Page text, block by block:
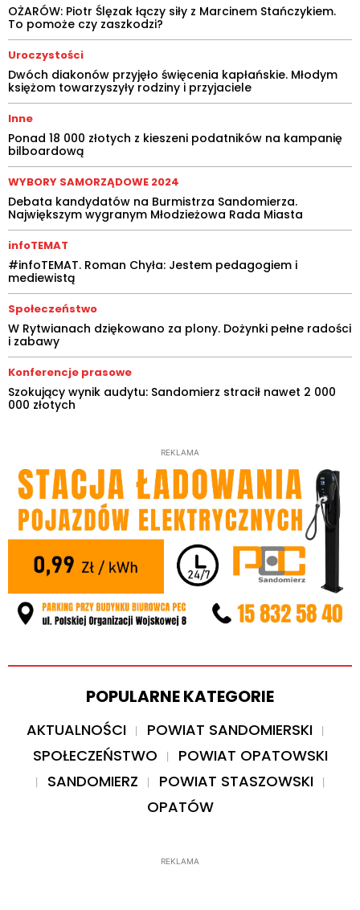
OŻARÓW: Piotr Ślęzak łączy siły z Marcinem Stańczykiem.
To pomoże czy zaszkodzi?
Uroczystości
Dwóch diakonów przyjęło święcenia kapłańskie. Młodym
księżom towarzyszyły rodziny i przyjaciele
Inne
Ponad 18 000 złotych z kieszeni podatników na kampanię
bilboardową
WYBORY SAMORZĄDOWE 2024
Debata kandydatów na Burmistrza Sandomierza.
Największym wygranym Młodzieżowa Rada Miasta
infoTEMAT
#infoTEMAT. Roman Chyła: Jestem pedagogiem i
mediewistą
Społeczeństwo
W Rytwianach dziękowano za plony. Dożynki pełne radości
i zabawy
Konferencje prasowe
Szokujący wynik audytu: Sandomierz stracił nawet 2 000
000 złotych
REKLAMA
POPULARNE KATEGORIE
AKTUALNOŚCI
POWIAT SANDOMIERSKI
SPOŁECZEŃSTWO
POWIAT OPATOWSKI
SANDOMIERZ
POWIAT STASZOWSKI
OPATÓW
REKLAMA